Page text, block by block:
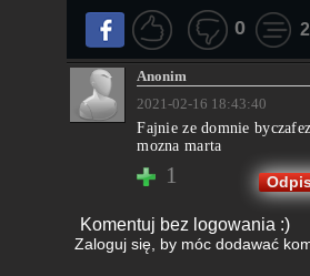
0 2
Anonim
2021-02-16 18:43:40
Fajnie ze domnie
mozna marta
1
Komentuj bez logowania :)
Zaloguj się, by móc dodawać